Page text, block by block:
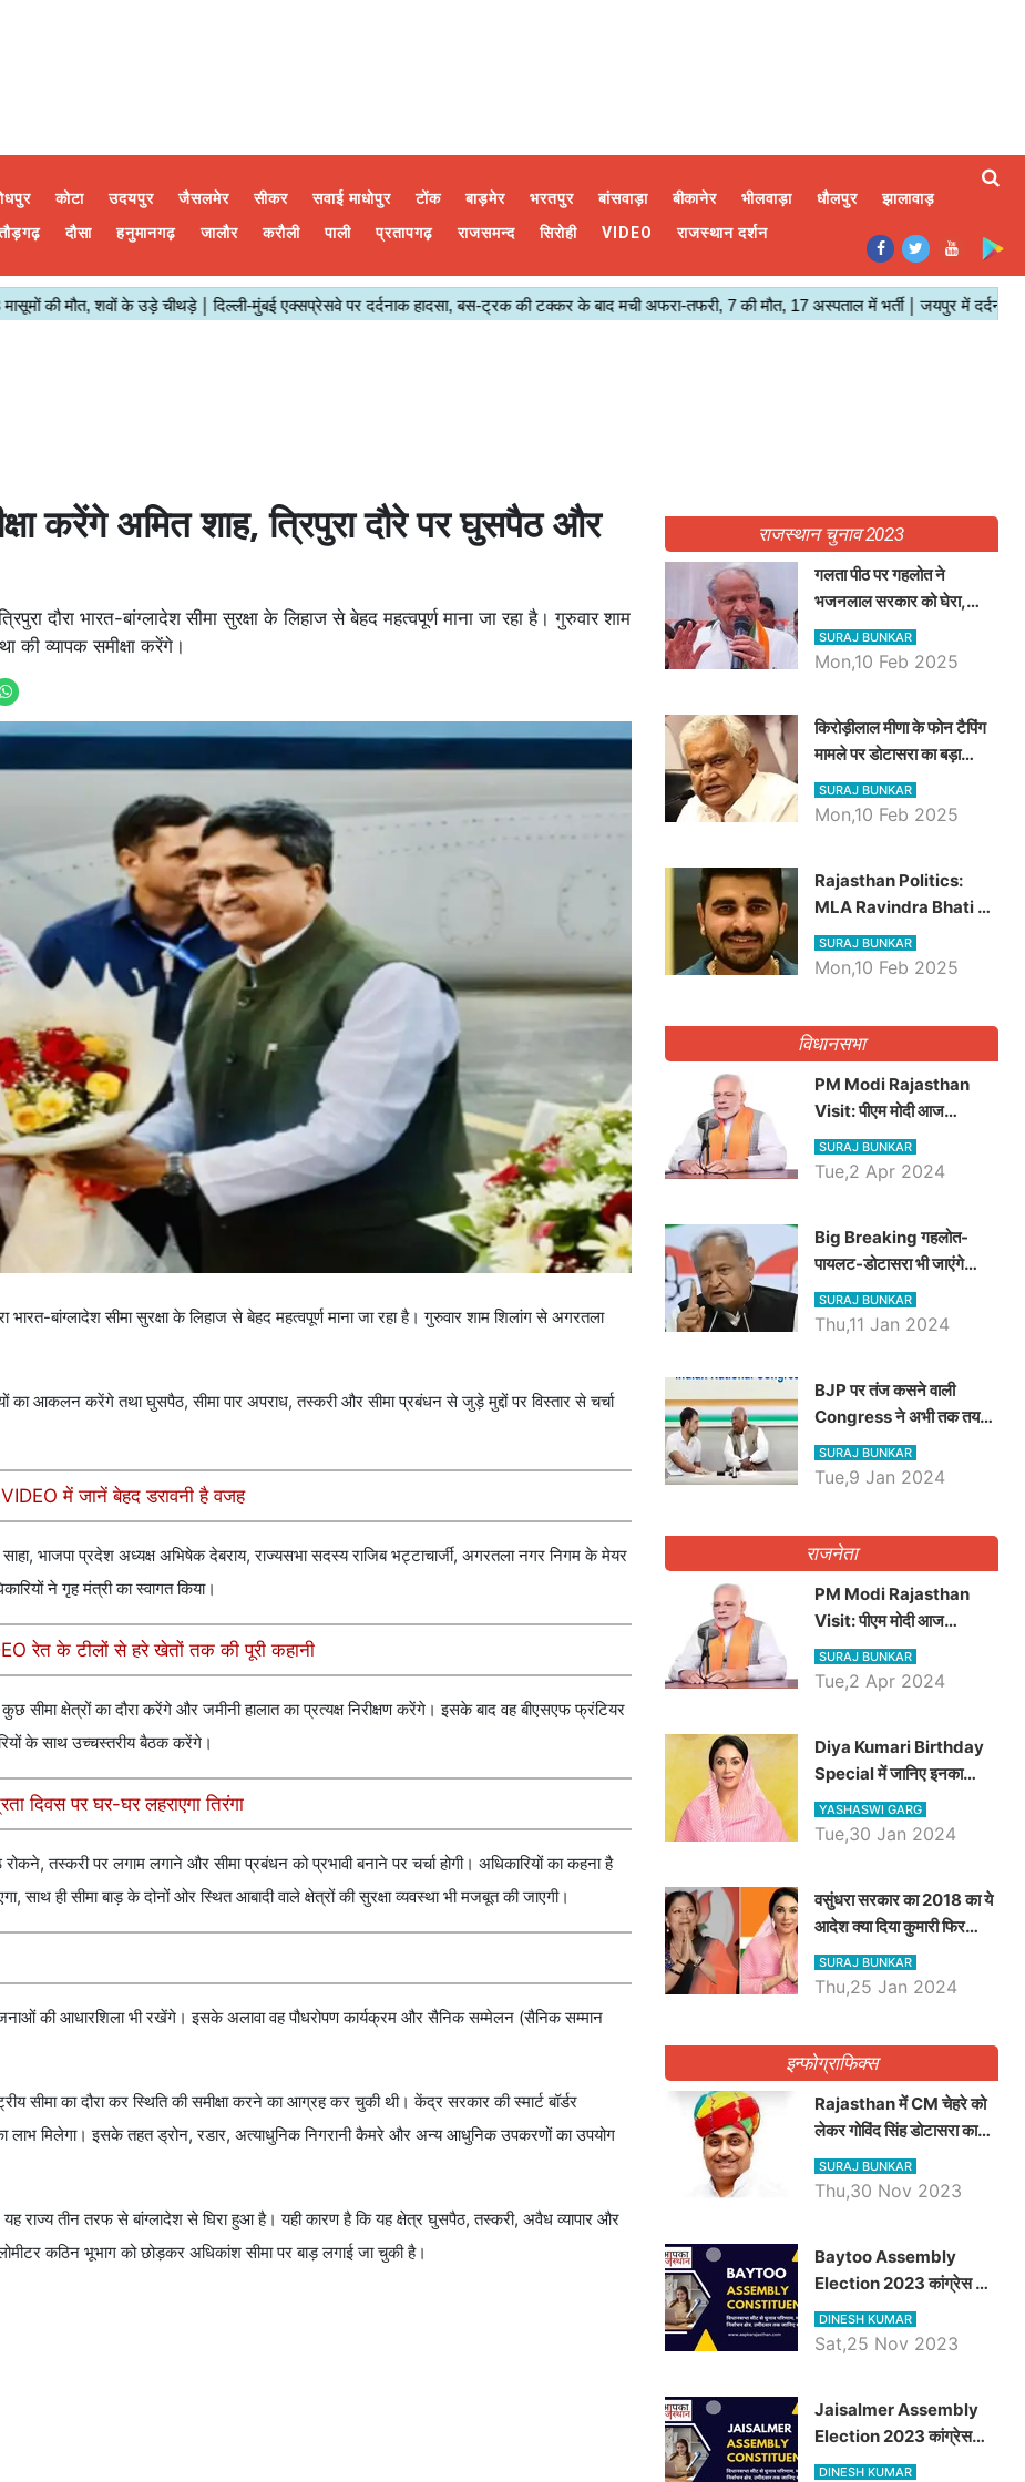
कोटा उदयपुर जैसलमेर सीकर सवाई माधोपुर टोंक बाड़मेर भरतपुर बांसवाड़ा बीकानेर भीलवाड़ा धौलपुर
झालावाड़
दौसा हनुमानगढ़ जालौर करौली पाली प्रतापगढ़ राजसमन्द सिरोही VIDEO राजस्थान दर्शन
करेंगे अमित शाह, त्रिपुरा दौरे पर घुसपैठ और
दौरा भारत-बांग्लादेश सीमा सुरक्षा के लिहाज से बेहद महत्वपूर्ण माना जा रहा है। गुरुवार शाम
की व्यापक समीक्षा करेंगे।
बांग्लादेश सीमा सुरक्षा के लिहाज से बेहद महत्वपूर्ण माना जा रहा है। गुरुवार शाम शिलांग से अगरतला
का आकलन करेंगे तथा घुसपैठ, सीमा पार अपराध, तस्करी और सीमा प्रबंधन से जुड़े मुद्दों पर विस्तार से चर्चा
में जानें बेहद डरावनी है वजह
भाजपा प्रदेश अध्यक्ष अभिषेक देबराय, राज्यसभा सदस्य राजिब भट्टाचार्जी, अगरतला नगर निगम के मेयर
ने गृह मंत्री का स्वागत किया।
रेत के टीलों से हरे खेतों तक की पूरी कहानी
क्षेत्रों का दौरा करेंगे और जमीनी हालात का प्रत्यक्ष निरीक्षण करेंगे। इसके बाद वह बीएसएफ फ्रंटियर
के साथ उच्चस्तरीय बैठक करेंगे।
दिवस पर घर-घर लहराएगा तिरंगा
तस्करी पर लगाम लगाने और सीमा प्रबंधन को प्रभावी बनाने पर चर्चा होगी। अधिकारियों का कहना है
साथ ही सीमा बाड़ के दोनों ओर स्थित आबादी वाले क्षेत्रों की सुरक्षा व्यवस्था भी मजबूत की जाएगी।
की आधारशिला भी रखेंगे। इसके अलावा वह पौधरोपण कार्यक्रम और सैनिक सम्मेलन (सैनिक सम्मान
सीमा का दौरा कर स्थिति की समीक्षा करने का आग्रह कर चुकी थी। केंद्र सरकार की स्मार्ट बॉर्डर
लाभ मिलेगा। इसके तहत ड्रोन, रडार, अत्याधुनिक निगरानी कैमरे और अन्य आधुनिक उपकरणों का उपयोग
राज्य तीन तरफ से बांग्लादेश से घिरा हुआ है। यही कारण है कि यह क्षेत्र घुसपैठ, तस्करी, अवैध व्यापार और
कठिन भूभाग को छोड़कर अधिकांश सीमा पर बाड़ लगाई जा चुकी है।
राजस्थान चुनाव 2023
गलता पीठ पर गहलोत ने
भजनलाल सरकार को घेरा,
Video में देखें अब तक बड़ी
खबरें
SURAJ BUNKAR
Mon,10 Feb 2025
किरोड़ीलाल मीणा के फोन टैपिंग
मामले पर डोटासरा का बड़ा
आरोप, वीडियो में देखें AZ बड़ी
खबरें
SURAJ BUNKAR
Mon,10 Feb 2025
Rajasthan Politics:
MLA Ravindra Bhati ने
प्रदेश की शिक्षा व्यवस्था पर
उठाए सवाल, Madan
SURAJ BUNKAR
Mon,10 Feb 2025
विधानसभा
PM Modi Rajasthan
Visit: पीएम मोदी आज
राजस्थान में कोटपूतली में करेंगे
विशाल रैली, एक सभा से 8 सीटों
SURAJ BUNKAR
Tue,2 Apr 2024
Big Breaking गहलोत-
पायलट-डोटासरा भी जाएंगे
अयोध्या, करेंगे रामलला के दर्शन
SURAJ BUNKAR
Thu,11 Jan 2024
BJP पर तंज कसने वाली
Congress ने अभी तक तय
नहीं किया नेता प्रतिपक्ष, जानें
कौन होगा दावेदार
SURAJ BUNKAR
Tue,9 Jan 2024
राजनेता
PM Modi Rajasthan
Visit: पीएम मोदी आज
राजस्थान में कोटपूतली में करेंगे
विशाल रैली, एक सभा से 8 सीटों
SURAJ BUNKAR
Tue,2 Apr 2024
Diya Kumari Birthday
Special में जानिए इनका
राजकुमारी से राजस्थान की
डिप्टी सीएम बनने तक का सफर,
YASHASWI GARG
Tue,30 Jan 2024
वसुंधरा सरकार का 2018 का ये
आदेश क्या दिया कुमारी फिर
करेंगी लागू? कांग्रेस सरकार ने
किया था निरस्त
SURAJ BUNKAR
Thu,25 Jan 2024
इन्फोग्राफिक्स
Rajasthan में CM चेहरे को
लेकर गोविंद सिंह डोटासरा का
बड़ा बयान आया सामने, जानें
विचार
SURAJ BUNKAR
Thu,30 Nov 2023
Baytoo Assembly
Election 2023 कांग्रेस से
हरीश चौधरी तो बालाराम मुंड होंगे
भाजपा उम्मीदवार, जानिये बायतू
DINESH KUMAR
Sat,25 Nov 2023
​​​​​​​Jaisalmer Assembly
Election 2023 कांग्रेस
रूपा राम मेघवाल तो छोटु सिंह
DINESH KUMAR